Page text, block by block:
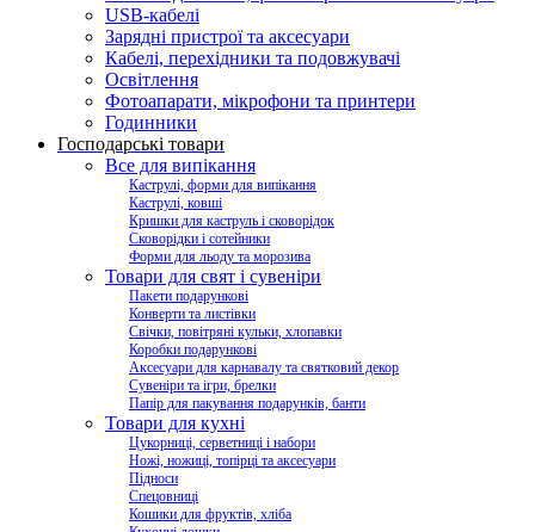
USB-кабелі
Зарядні пристрої та аксесуари
Кабелі, перехідники та подовжувачі
Освітлення
Фотоапарати, мікрофони та принтери
Годинники
Господарські товари
Все для випікання
Каструлі, форми для випікання
Каструлі, ковші
Кришки для каструль і сковорідок
Сковорідки і сотейники
Форми для льоду та морозива
Товари для свят і сувеніри
Пакети подарункові
Конверти та листівки
Свічки, повітряні кульки, хлопавки
Коробки подарункові
Аксесуари для карнавалу та святковий декор
Сувеніри та ігри, брелки
Папір для пакування подарунків, банти
Товари для кухні
Цукорниці, серветниці і набори
Ножі, ножиці, топірці та аксесуари
Підноси
Спецовниці
Кошики для фруктів, хліба